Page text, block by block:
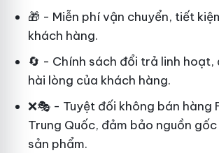
🎁 - Miễn phí vận chuyển, tiết
khách hàng.
🔄 - Chính sách đổi trả linh hoạt,
hài lòng của khách hàng.
❌🎭 - Tuyệt đối không bán hàng
Trung Quốc, đảm bảo nguồn
sản phẩm.